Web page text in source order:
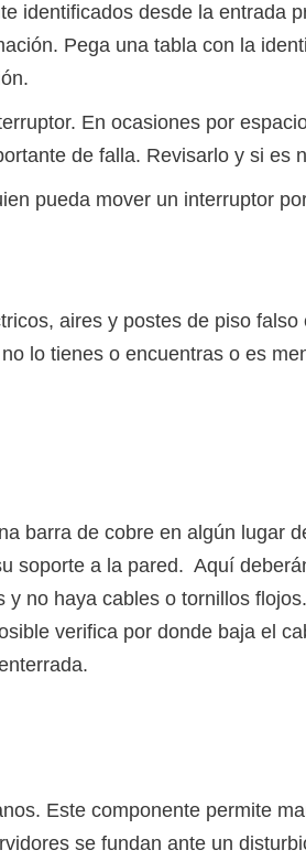
identificados desde la entrada
Pega una tabla con la
En ocasiones por
de falla. Revisarlo y si es
pueda mover un interruptor
aires y postes de piso
lo tienes o encuentras o es
barra de cobre en algún lugar
soporte a la pared. Aquí
no haya cables o tornillos
verifica por donde baja el
Este componente permite
se fundan ante un